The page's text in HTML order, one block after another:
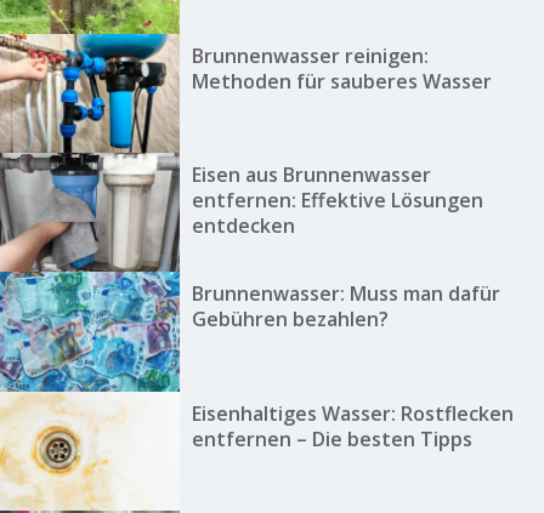
Brunnenwasser reinigen:
Methoden für sauberes Wasser
Eisen aus Brunnenwasser
entfernen: Effektive Lösungen
entdecken
Brunnenwasser: Muss man dafür
Gebühren bezahlen?
Eisenhaltiges Wasser: Rostflecken
entfernen – Die besten Tipps